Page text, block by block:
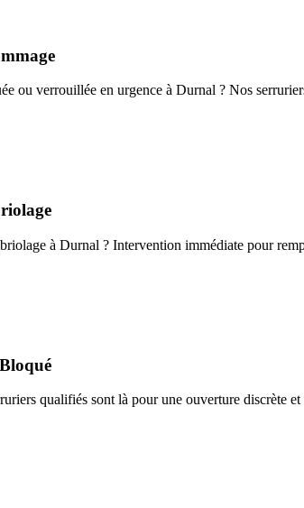
ou verrouillée en urgence à Durnal ? Nos
à Durnal ? Intervention immédiate pour
qualifiés sont là pour une ouverture discrète